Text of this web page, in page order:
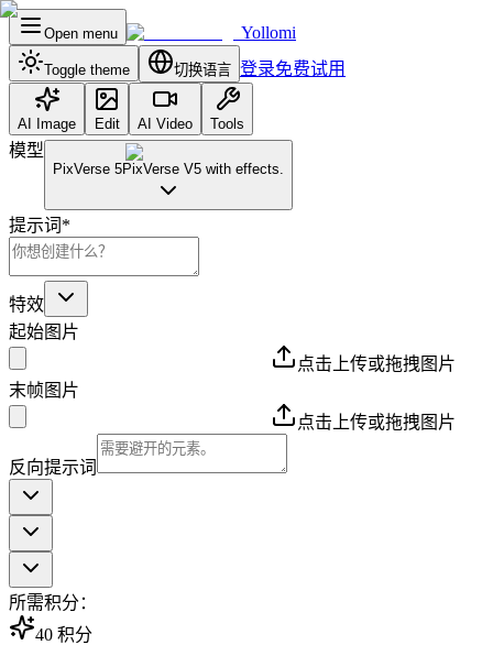
Open menu Yollomi
Toggle theme 切换语言 登录免费试用
AI Image Edit AI Video Tools
模型
PixVerse 5PixVerse V5 with effects.
提示词 *
特效
起始图片
点击上传或拖拽图片
末帧图片
点击上传或拖拽图片
反向提示词
所需积分：
40 积分